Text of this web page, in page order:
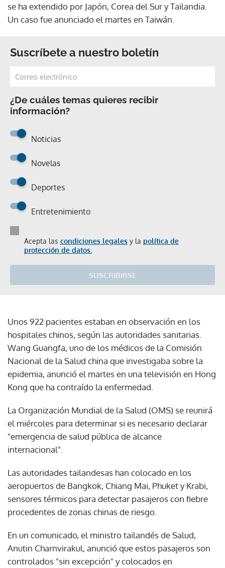
se ha extendido por Japón, Corea del Sur y Tailandia.
Un caso fue anunciado el martes en Taiwán.
Suscríbete a nuestro boletín
¿De cuáles temas quieres recibir
información?
Noticias
Novelas
Deportes
Entretenimiento
Acepta las condiciones legales y la política de
protección de datos.
SUSCRIBIRSE
Unos 922 pacientes estaban en observación en los
hospitales chinos, según las autoridades sanitarias.
Wang Guangfa, uno de los médicos de la Comisión
Nacional de la Salud china que investigaba sobre la
epidemia, anunció el martes en una televisión en Hong
Kong que ha contraído la enfermedad.
La Organización Mundial de la Salud (OMS) se reunirá
el miércoles para determinar si es necesario declarar
"emergencia de salud pública de alcance
internacional".
Las autoridades tailandesas han colocado en los
aeropuertos de Bangkok, Chiang Mai, Phuket y Krabi,
sensores térmicos para detectar pasajeros con fiebre
procedentes de zonas chinas de riesgo.
En un comunicado, el ministro tailandés de Salud,
Anutin Charnvirakul, anunció que estos pasajeros son
controlados "sin excepción" y colocados en